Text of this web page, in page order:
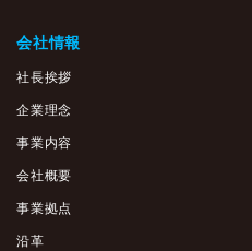
会社情報
社長挨拶
企業理念
事業内容
会社概要
事業拠点
沿革